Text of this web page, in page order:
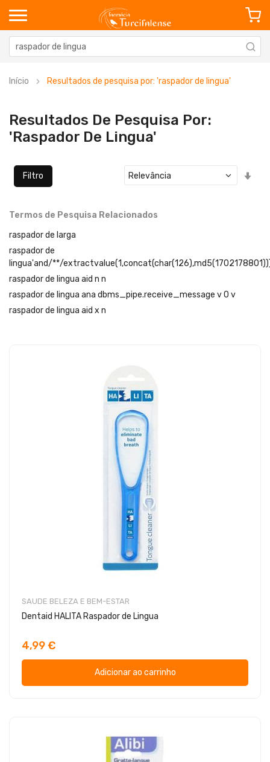
Início Resultados de pesquisa por: 'raspador de lingua'
Resultados De Pesquisa Por:
'raspador De Lingua'
Filtro
Termos de Pesquisa Relacionados
raspador de larga
raspador de
lingua'and/**/
raspador de lingua aid n n
raspador de lingua ana dbms_pipe.receive_message v 0 v
raspador de lingua aid x n
SAUDE BELEZA E BEM-ESTAR
Dentaid HALITA Raspador de Lingua
4,99 €
Adicionar ao carrinho